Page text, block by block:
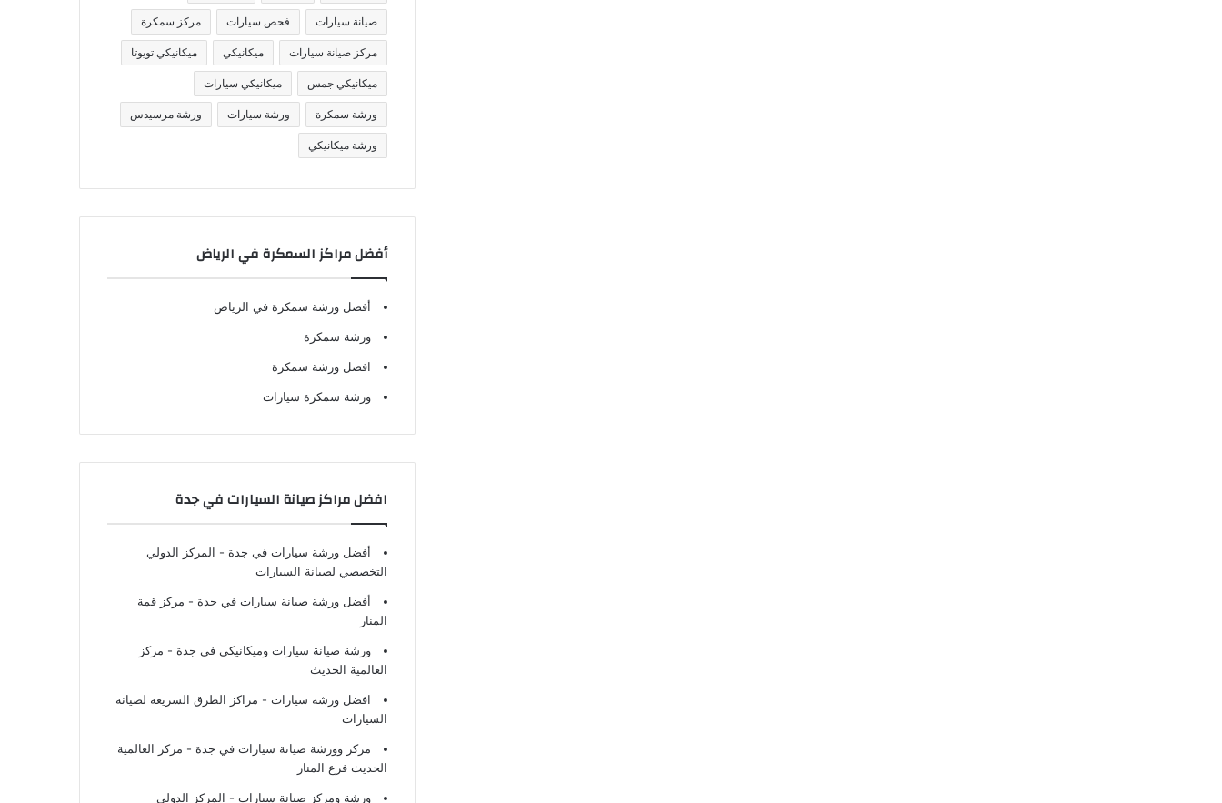
صيانة سيارات فحص سيارات مركز سمكرة
مركز صيانة سيارات ميكانيكي ميكانيكي تويوتا
ميكانيكي جمس ميكانيكي سيارات
ورشة سمكرة ورشة سيارات ورشة مرسيدس
ورشة ميكانيكي
أفضل مراكز السمكرة في الرياض
أفضل ورشة سمكرة في الرياض
ورشة سمكرة
افضل ورشة سمكرة
ورشة سمكرة سيارات
افضل مراكز صيانة السيارات في جدة
أفضل ورشة سيارات في جدة - المركز الدولي
التخصصي لصيانة السيارات
أفضل ورشة صيانة سيارات في جدة - مركز قمة
المنار
ورشة صيانة سيارات وميكانيكي في جدة - مركز
العالمية الحديث
افضل ورشة سيارات - مراكز الطرق السريعة لصيانة
السيارات
مركز وورشة صيانة سيارات في جدة - مركز العالمية
الحديث فرع المنار
ورشة ومركز صيانة سيارات - المركز الدولي